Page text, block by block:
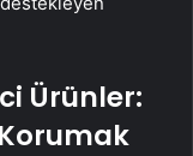
Ürünler:
Korumak